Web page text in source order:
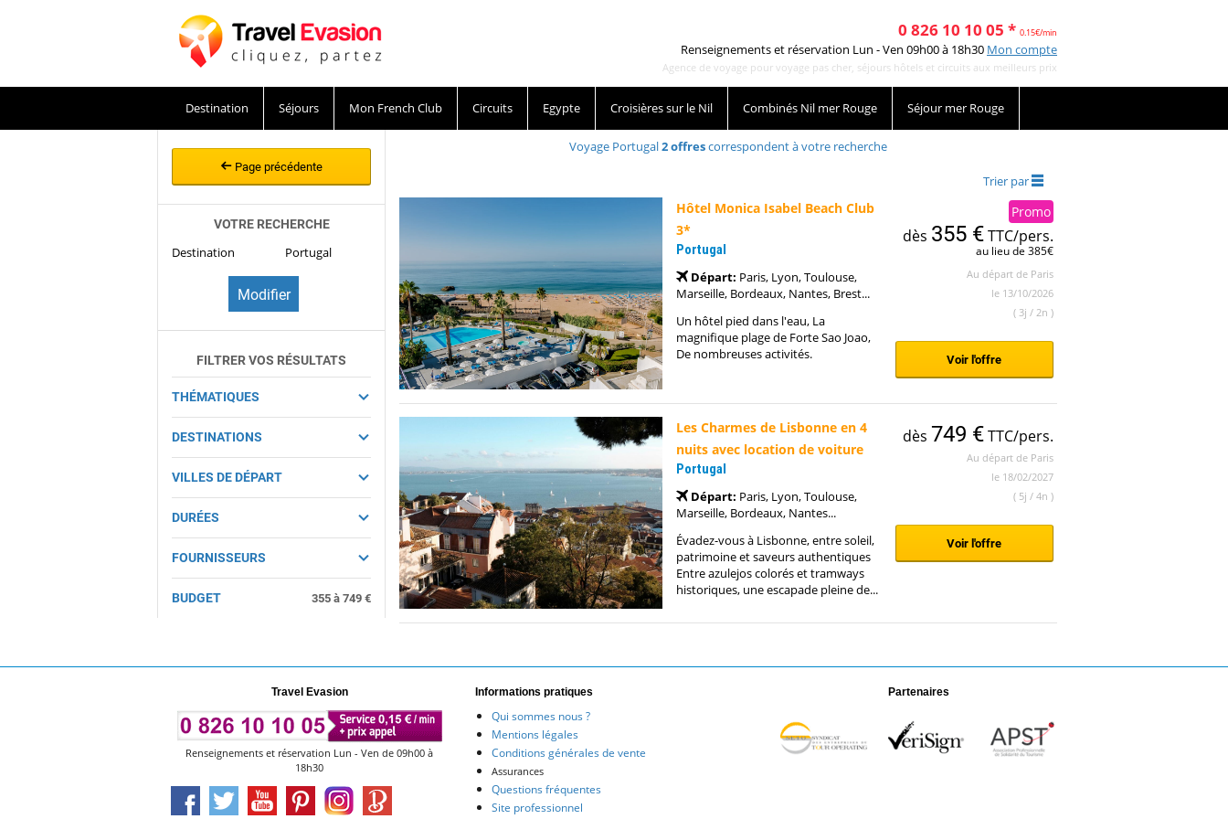
0 826 10 10 05 * 0.15€/min
Renseignements et réservation Lun - Ven 09h00 à 18h30 Mon compte
Agence de voyage pour voyage pas cher, séjours hôtels et circuits aux meilleurs prix
Destination Séjours Mon French Club Circuits Egypte Croisières sur le Nil Combinés Nil mer Rouge Séjour mer Rouge
Page précédente
VOTRE RECHERCHE
Destination Portugal
FILTRER VOS RÉSULTATS
THÉMATIQUES
DESTINATIONS
VILLES DE DÉPART
DURÉES
FOURNISSEURS
BUDGET 355 à 749 €
Voyage Portugal2offrescorrespondent à votre recherche
Trier par
Hôtel Monica Isabel Beach Club
3*
Portugal
Départ: Paris, Lyon, Toulouse,
Marseille, Bordeaux, Nantes, Brest...
Un hôtel pied dans l'eau, La
magnifique plage de Forte Sao Joao,
De nombreuses activités.
Promo
dès 355 €TTC/pers.
au lieu de 385€
Au départ de Paris
le 13/10/2026
( 3j / 2n )
Voir l'offre
Les Charmes de Lisbonne en 4
nuits avec location de voiture
Portugal
Départ: Paris, Lyon, Toulouse,
Marseille, Bordeaux, Nantes...
Évadez-vous à Lisbonne, entre soleil,
patrimoine et saveurs authentiques
Entre azulejos colorés et tramways
historiques, une escapade pleine de...
dès 749 €TTC/pers.
Au départ de Paris
le 18/02/2027
( 5j / 4n )
Voir l'offre
Travel Evasion
Renseignements et réservation Lun - Ven de 09h00 à
18h30
Informations pratiques
Qui sommes nous ?
Mentions légales
Conditions générales de vente
Assurances
Questions fréquentes
Site professionnel
Partenaires